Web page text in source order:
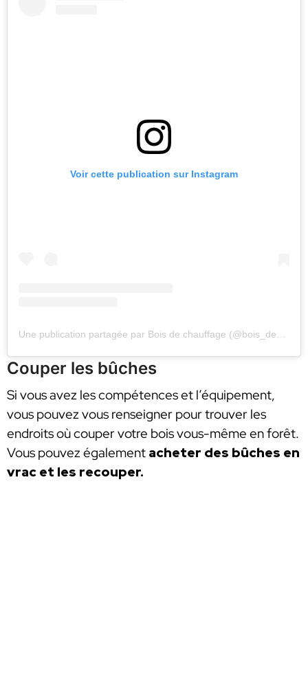
Voir cette publication sur Instagram
Couper les bûches
Si vous avez les compétences et l’équipement,
vous pouvez vous renseigner pour trouver les
endroits où couper votre bois vous-même en forêt.
Vous pouvez également acheter des bûches en
vrac et les recouper.